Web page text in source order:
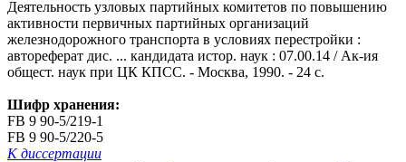
Деятельность узловых партийных комитетов по повышению
активности первичных партийных организаций
железнодорожного транспорта в условиях перестройки :
автореферат дис. ... кандидата истор. наук : 07.00.14 / Ак-ия
общест. наук при ЦК КПСС. - Москва, 1990. - 24 с.
Шифр хранения:
FB 9 90-5/219-1
FB 9 90-5/220-5
К диссертации